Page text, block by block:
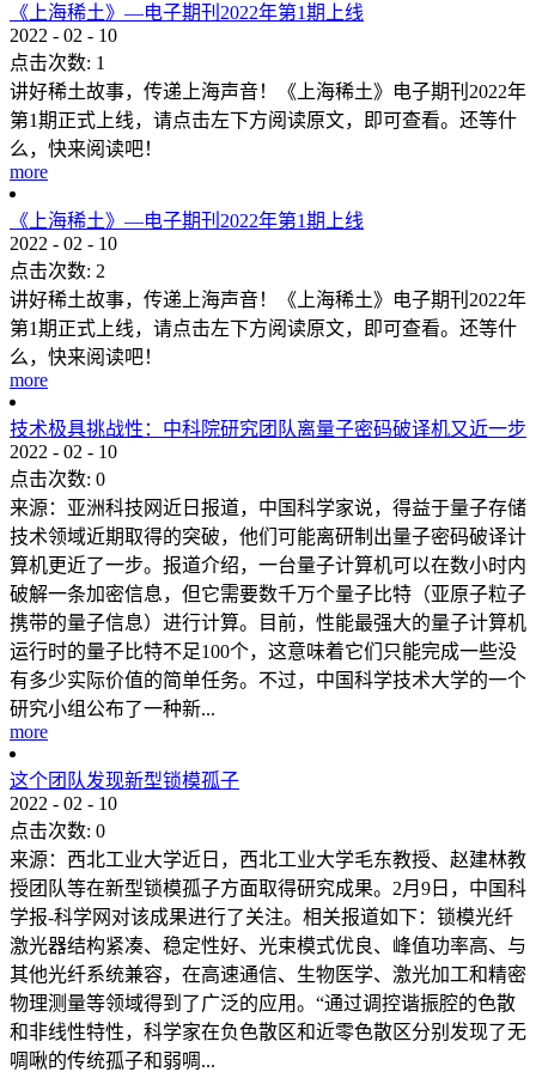
《上海稀土》—电子期刊2022年第1期上线
2022 - 02 - 10
点击次数: 1
讲好稀土故事，传递上海声音！《上海稀土》电子期刊2022年
第1期正式上线，请点击左下方阅读原文，即可查看。还等什
么，快来阅读吧！
more
《上海稀土》—电子期刊2022年第1期上线
2022 - 02 - 10
点击次数: 2
讲好稀土故事，传递上海声音！《上海稀土》电子期刊2022年
第1期正式上线，请点击左下方阅读原文，即可查看。还等什
么，快来阅读吧！
more
技术极具挑战性：中科院研究团队离量子密码破译机又近一步
2022 - 02 - 10
点击次数: 0
来源：亚洲科技网近日报道，中国科学家说，得益于量子存储
技术领域近期取得的突破，他们可能离研制出量子密码破译计
算机更近了一步。报道介绍，一台量子计算机可以在数小时内
破解一条加密信息，但它需要数千万个量子比特（亚原子粒子
携带的量子信息）进行计算。目前，性能最强大的量子计算机
运行时的量子比特不足100个，这意味着它们只能完成一些没
有多少实际价值的简单任务。不过，中国科学技术大学的一个
研究小组公布了一种新...
more
这个团队发现新型锁模孤子
2022 - 02 - 10
点击次数: 0
来源：西北工业大学近日，西北工业大学毛东教授、赵建林教
授团队等在新型锁模孤子方面取得研究成果。2月9日，中国科
学报-科学网对该成果进行了关注。相关报道如下：锁模光纤
激光器结构紧凑、稳定性好、光束模式优良、峰值功率高、与
其他光纤系统兼容，在高速通信、生物医学、激光加工和精密
物理测量等领域得到了广泛的应用。“通过调控谐振腔的色散
和非线性特性，科学家在负色散区和近零色散区分别发现了无
啁啾的传统孤子和弱啁...